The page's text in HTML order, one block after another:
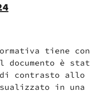
tiene
è
contrasto allo
in una